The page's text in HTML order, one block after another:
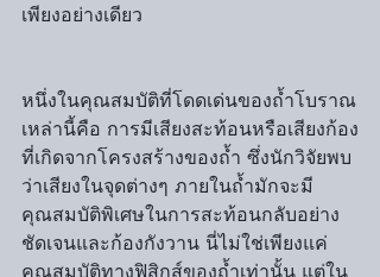
เพียงอย่างเดียว
หนึ่งในคุณสมบัติที่โดดเด่นของถ้ำโบราณ
เหล่านี้คือ การมีเสียงสะท้อนหรือเสียงก้อง
ที่เกิดจากโครงสร้างของถ้ำ ซึ่งนักวิจัยพบ
ว่าเสียงในจุดต่างๆ ภายในถ้ำมักจะมี
คุณสมบัติพิเศษในการสะท้อนกลับอย่าง
ชัดเจนและก้องกังวาน นี่ไม่ใช่เพียงแค่
คุณสมบัติทางฟิสิกส์ของถ้ำเท่านั้น แต่ใน